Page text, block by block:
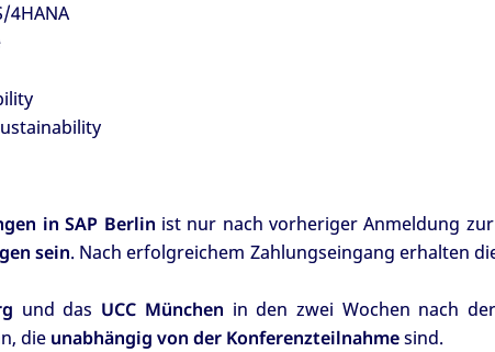
4HANA
in SAP Berlin ist nur nach vorheriger Anmeldung
sein. Nach erfolgreichem Zahlungseingang erhalten
und das UCC München in den zwei Wochen nach
die unabhängig von der Konferenzteilnahmesind.